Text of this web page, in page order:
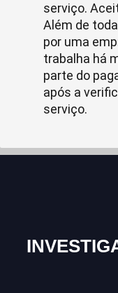
serviço.
Além de
por uma
trabalha há
parte do
após a
serviço.